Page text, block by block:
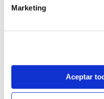
Marketing
Aceptar
barniz
fuegos, se recomienda
dado que el frotar en
colocación es cola
colocación es fácil rápida